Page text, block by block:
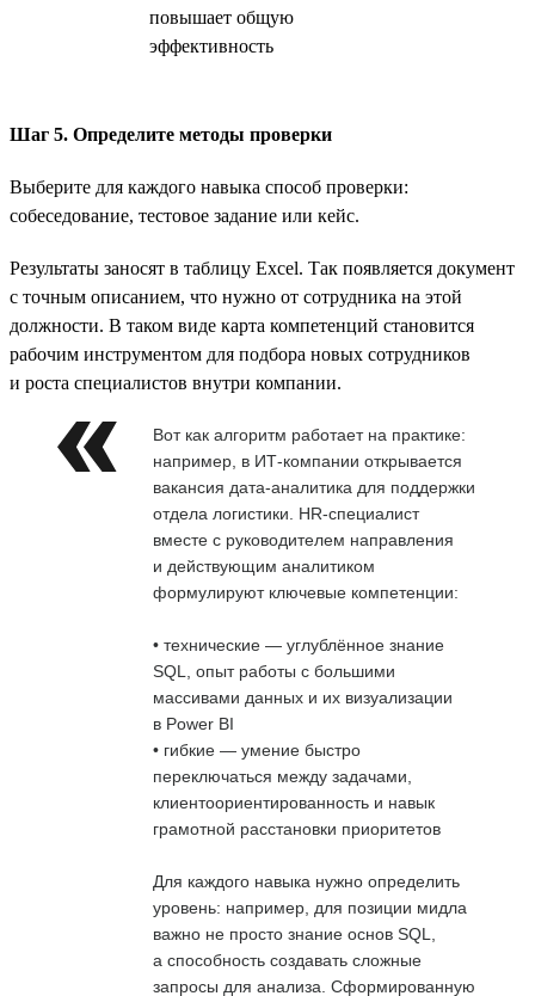
повышает общую
эффективность
Шаг 5. Определите методы проверки
Выберите для каждого навыка способ проверки:
собеседование, тестовое задание или кейс.
Результаты заносят в таблицу Excel. Так появляется документ
с точным описанием, что нужно от сотрудника на этой
должности. В таком виде карта компетенций становится
рабочим инструментом для подбора новых сотрудников
и роста специалистов внутри компании.
Вот как алгоритм работает на практике:
например, в ИТ-компании открывается
вакансия дата-аналитика для поддержки
отдела логистики. HR-специалист
вместе с руководителем направления
и действующим аналитиком
формулируют ключевые компетенции:
• технические — углублённое знание
SQL, опыт работы с большими
массивами данных и их визуализации
в Power BI
• гибкие — умение быстро
переключаться между задачами,
клиентоориентированность и навык
грамотной расстановки приоритетов
Для каждого навыка нужно определить
уровень: например, для позиции мидла
важно не просто знание основ SQL,
а способность создавать сложные
запросы для анализа. Сформированную